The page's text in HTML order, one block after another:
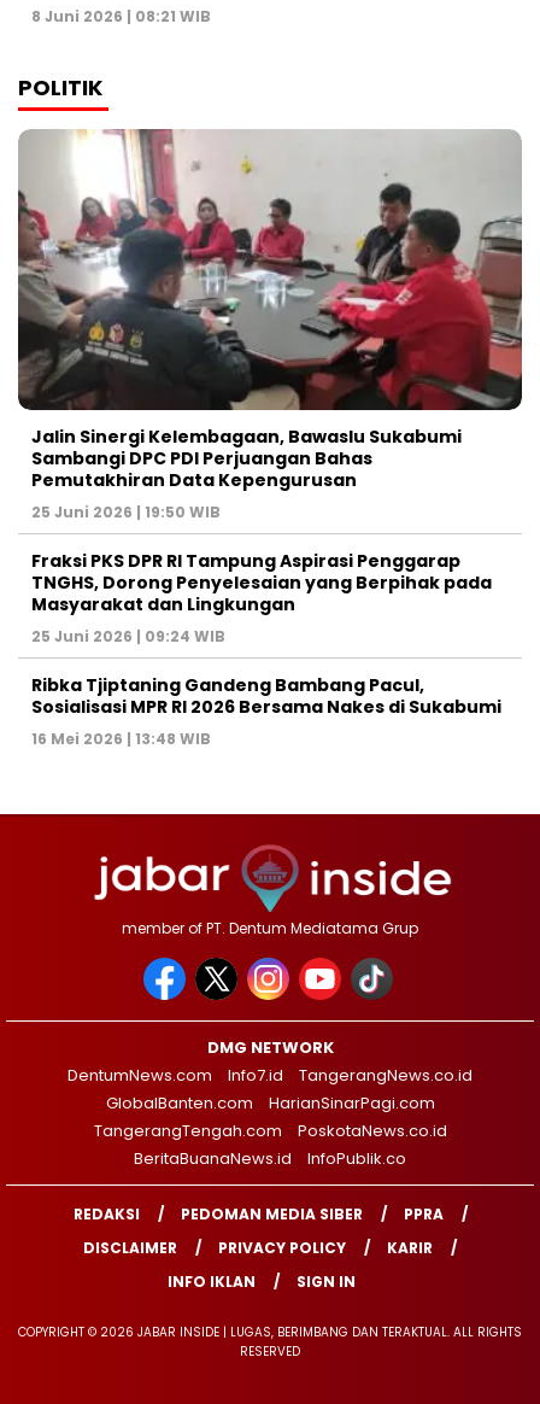
8 Juni 2026 | 08:21 WIB
POLITIK
Jalin Sinergi Kelembagaan, Bawaslu Sukabumi
Sambangi DPC PDI Perjuangan Bahas
Pemutakhiran Data Kepengurusan
25 Juni 2026 | 19:50 WIB
‎Fraksi PKS DPR RI Tampung Aspirasi Penggarap
TNGHS, Dorong Penyelesaian yang Berpihak pada
Masyarakat dan Lingkungan‎
25 Juni 2026 | 09:24 WIB
Ribka Tjiptaning Gandeng Bambang Pacul,
Sosialisasi MPR RI 2026 Bersama Nakes di Sukabumi
16 Mei 2026 | 13:48 WIB
member of PT. Dentum Mediatama Grup
DMG NETWORK
DentumNews.com
Info7.id
TangerangNews.co.id
GlobalBanten.com
HarianSinarPagi.com
TangerangTengah.com
PoskotaNews.co.id
BeritaBuanaNews.id
InfoPublik.co
REDAKSI PEDOMAN MEDIA SIBER
PPRA
DISCLAIMER
PRIVACY POLICY
KARIR
INFO IKLAN
SIGN IN
COPYRIGHT © 2026 JABAR INSIDE | LUGAS, BERIMBANG DAN TERAKTUAL. ALL RIGHTS
RESERVED